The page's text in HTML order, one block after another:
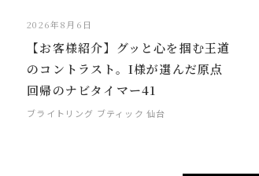
2026年8月6日
【お客様紹介】グッと心を掴む王道
のコントラスト。I様が選んだ原点
回帰のナビタイマー41
ブライトリング ブティック 仙台